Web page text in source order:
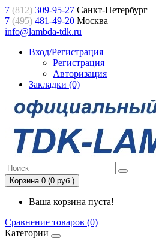
7 (812) 309-95-27 Санкт-Петербург
7 (495) 481-49-20 Москва
info@lambda-tdk.ru
Вход/Регистрация
Регистрация
Авторизация
Закладки (0)
Корзина 0 (0 руб.)
Ваша корзина пуста!
Сравнение товаров (0)
Категории